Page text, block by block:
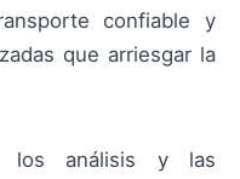
confiable y
que arriesgar la
los análisis y las